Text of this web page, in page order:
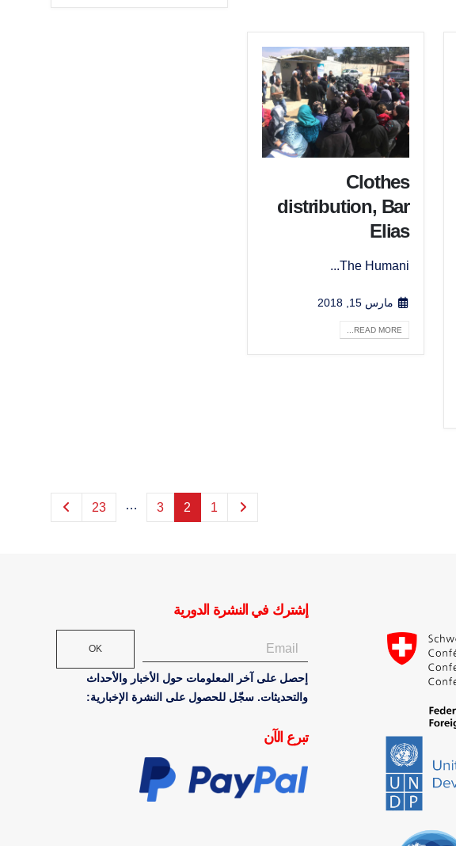
Clothes
distribution, Bar
Elias
The Humani...
مارس 15, 2018
READ MORE...
1
2
3
…
23
إشترك في النشرة الدورية
OK
إحصل على آخر المعلومات حول الأخبار والأحداث
والتحديثات. سجّل للحصول على النشرة الإخبارية:
تبرع الآن